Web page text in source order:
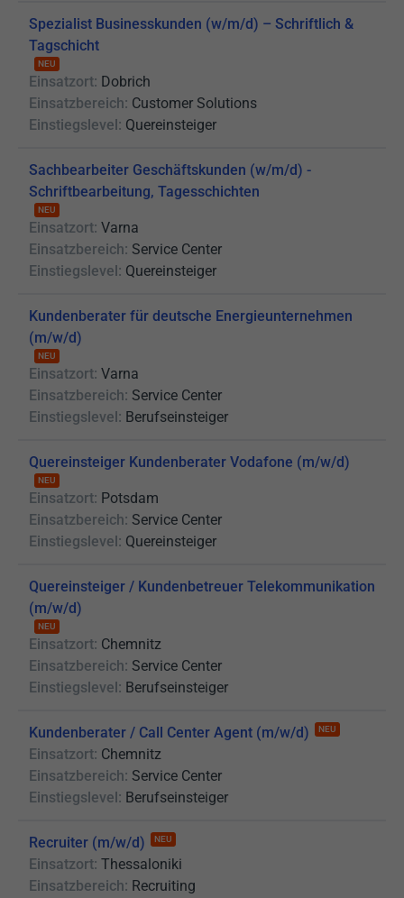
Spezialist Businesskunden (w/m/d) – Schriftlich &
Tagschicht
NEU
Einsatzort: Dobrich
Einsatzbereich: Customer Solutions
Einstiegslevel: Quereinsteiger
Sachbearbeiter Geschäftskunden (w/m/d) -
Schriftbearbeitung, Tagesschichten
NEU
Einsatzort: Varna
Einsatzbereich: Service Center
Einstiegslevel: Quereinsteiger
Kundenberater für deutsche Energieunternehmen
(m/w/d)
NEU
Einsatzort: Varna
Einsatzbereich: Service Center
Einstiegslevel: Berufseinsteiger
Quereinsteiger Kundenberater Vodafone (m/w/d)
NEU
Einsatzort: Potsdam
Einsatzbereich: Service Center
Einstiegslevel: Quereinsteiger
Quereinsteiger / Kundenbetreuer Telekommunikation
(m/w/d)
NEU
Einsatzort: Chemnitz
Einsatzbereich: Service Center
Einstiegslevel: Berufseinsteiger
Kundenberater / Call Center Agent (m/w/d) NEU
Einsatzort: Chemnitz
Einsatzbereich: Service Center
Einstiegslevel: Berufseinsteiger
Recruiter (m/w/d) NEU
Einsatzort: Thessaloniki
Einsatzbereich: Recruiting